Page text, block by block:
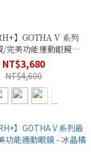
】GOTHA V 系列
/完美功能運動眼鏡 -
勃根地紅
NT$3,680
NT$4,600